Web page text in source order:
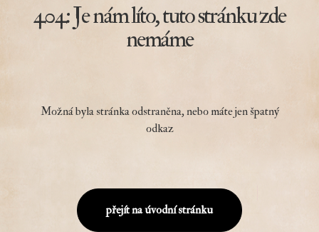
404: Je nám líto, tuto stránku zde
nemáme
Možná byla stránka odstraněna, nebo máte jen špatný
odkaz
přejít na úvodní stránku